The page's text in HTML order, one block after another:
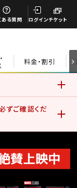
ある質問 ログインチケット
料金・割引
ずご確認くだ
客さまの体験
す。このままご
たことになりま
閉じる